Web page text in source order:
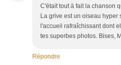
C'était tout à fait la chanson
La grive est un oiseau hyper
l'accueil rafraîchissant dont
tes superbes photos. Bises,
Répondre